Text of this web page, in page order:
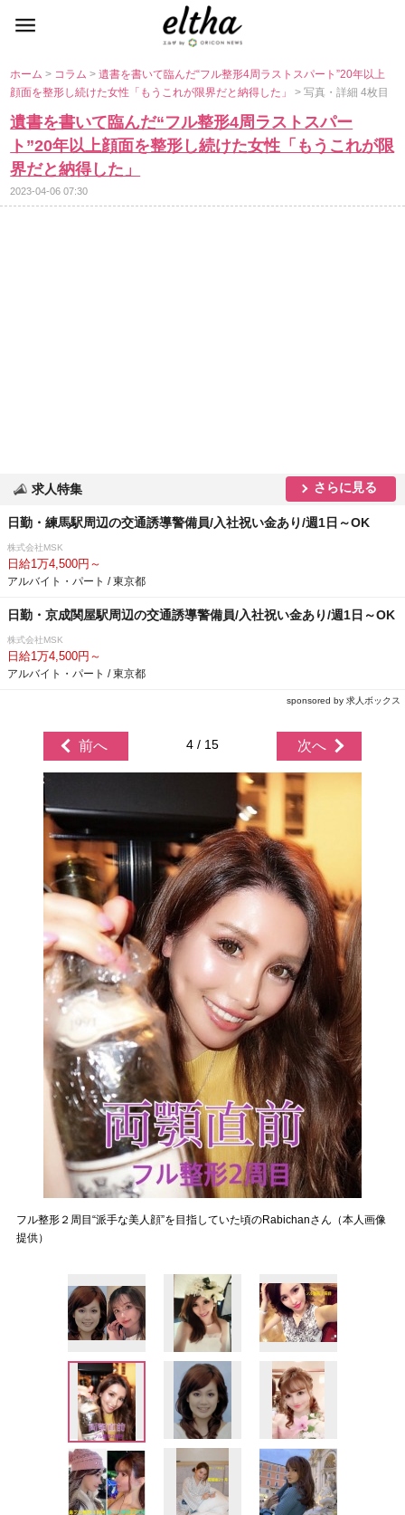
ホーム> コラム>書を書いて臨んだ“フル整形4周ラストスパート”20年以上
顔面を整形し続けた女性「もうこれが限界だと納得した」> 写真・詳細 4枚目
書を書いて臨んだ“フル整形4周ラストスパー
ト”20年以上顔面を整形し続けた女性「もうこれが限
界だと納得した」
2023-04-06 07:30
求人特集 さらに見る
日勤・練馬駅周辺の交通誘導警備員/入社祝い金あり/週1日～OK
株式会社MSK
日給1万4,500円～
アルバイト・パート / 東京都
日勤・京成関屋駅周辺の交通誘導警備員/入社祝い金あり/週1日～OK
株式会社MSK
日給1万4,500円～
アルバイト・パート / 東京都
sponsored by 求人ボックス
前へ 4 / 15 次へ
フル整形２周目“派手な美人顔”を目指していた頃のRabichanさん（本人画像
提供）